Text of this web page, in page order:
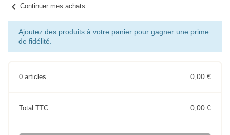
chevron_left Continuer mes achats
Ajoutez des produits à votre panier pour gagner une prime
de fidélité.
0 articles 0,00 €
Total TTC 0,00 €